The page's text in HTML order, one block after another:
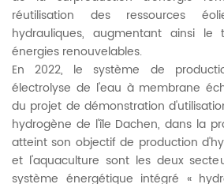
réutilisation des ressources
hydrauliques, augmentant ainsi le
énergies renouvelables.
En 2022, le système de
électrolyse de l'eau à membrane
du projet de démonstration
hydrogène de l'île Dachen, dans la
atteint son objectif de production
et l'aquaculture sont les deux
système énergétique intégré «